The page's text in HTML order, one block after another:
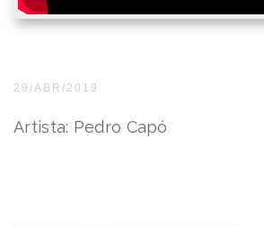
29/ABR/2019
Artista: Pedro Capó